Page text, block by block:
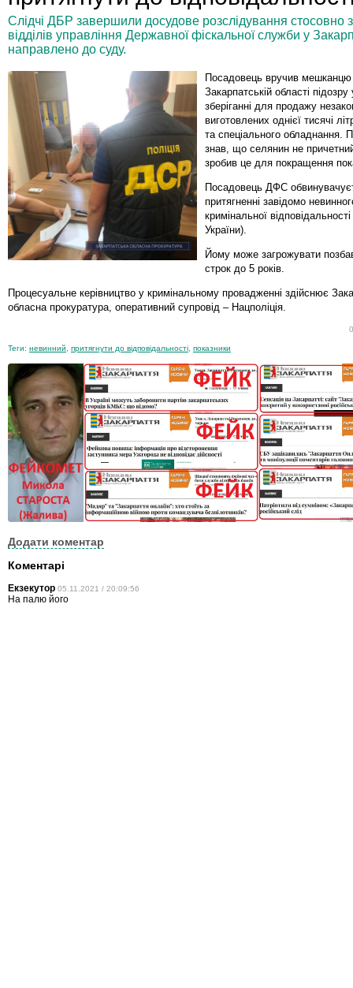
Слідчі ДБР завершили досудове розслідування стосовно
відділів управління Державної фіскальної служби у
направлено до суду.
Посадовець вручив
Закарпатській області
зберіганні для продажу
виготовлених однієї тисячі
та спеціального обладнання.
знав, що селянин не
зробив це для покращення
Посадовець ДФС
притягненні завідомо
кримінальної
України).
Йому може загрожувати
строк до 5 років.
Процесуальне керівництво у кримінальному провадженні здійснює
обласна прокуратура, оперативний супровід – Нацполіція.
Теги: невинний притягнути до відповідальності показники
Додати коментар
Коментарі
Екзекутор 05.11.2021 / 20:09:56
На палю його